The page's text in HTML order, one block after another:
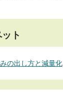
ト
の出し方と減量化